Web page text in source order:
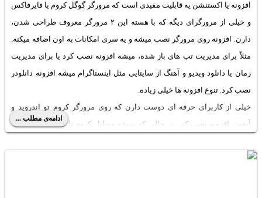
افزونه یا اکستنشن یه قابلیت مفیدی است که مرورگر گوگل کروم یا فایرفاکس
و خیلی از مرورگرای دیگه که با هسته این ۲ مرورگر معروف طراحی شدن،
دارن. افزونه روی مرورگر نصب میشه و یه سری امکانات به اون اضافه میکنه.
مثلاً برای مدیریت تب های باز شده، میشه افزونه نصب کرد یا برای مدیریت
زمان یا دانلود ویدیو و آهنگ از سایتایی مثل اینستاگرام میشه افزونه دانلودر
نصب کرد. تنوع افزونه ها خیلی زیاده.
خیلی از کاربرای حرفه ای دوست دارن که روی مرورگر کروم تو اندروید و
آیفون افزونه نصب کنن در حالی که نسخه موبایل کروم تا الان که وارد سال
خاص که هسته مشترک با کروم دارن، استفاده کرد. در واقع روی نسخه موبایل
ادامه‌ی مطلب ...